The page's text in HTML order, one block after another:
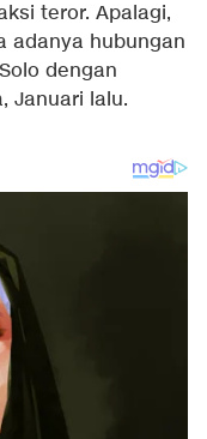
teror. Apalagi,
adanya hubungan
dengan
Januari lalu.